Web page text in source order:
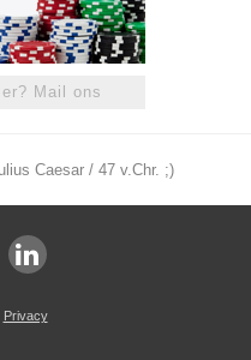
Mail ons
Caesar / 47 v.Chr. ;)
Privacy